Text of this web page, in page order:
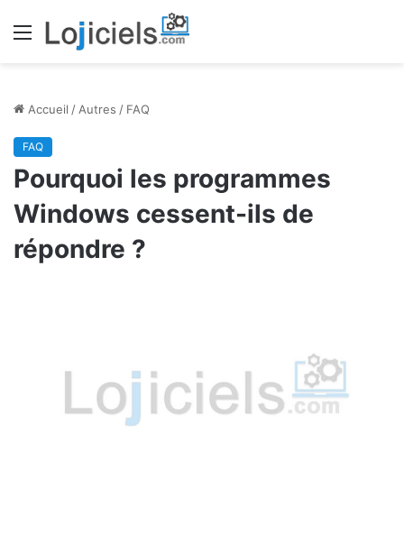
Menu
Accueil / Autres / FAQ
FAQ
Pourquoi les programmes
Windows cessent-ils de
répondre ?